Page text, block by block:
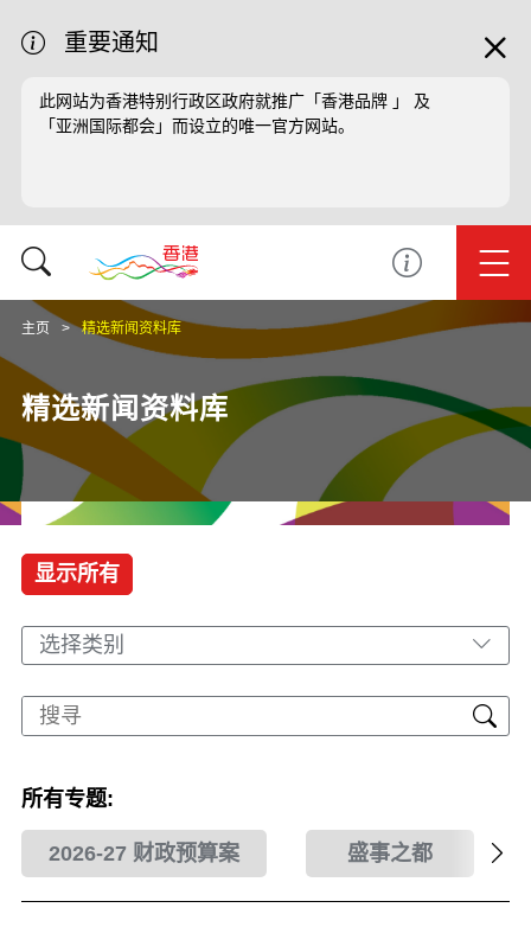
重要通知
此网站为香港特别行政区政府就推广「香港品牌 」 及
「亚洲国际都会」而设立的唯一官方网站。
主页 精选新闻资料库
精选新闻资料库
显示所有
选择类别
所有专题:
2026-27 财政预算案 盛事之都